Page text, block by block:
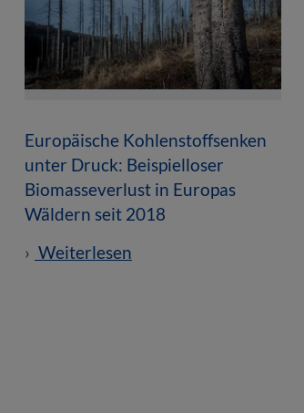
Europäische Kohlenstoffsenken
unter Druck: Beispielloser
Biomasseverlust in Europas
Wäldern seit 2018
Weiterlesen